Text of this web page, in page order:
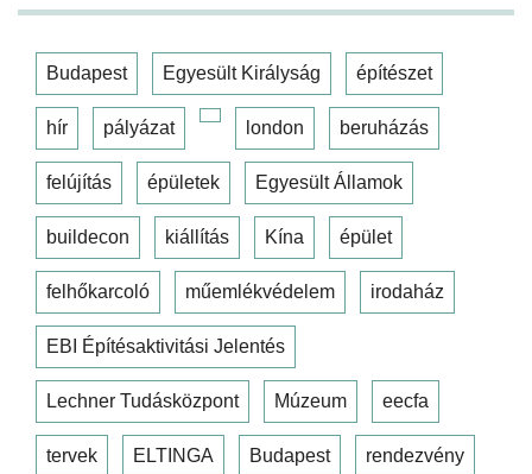
Budapest Egyesült Királyság építészet
hír pályázat london beruházás
felújítás épületek Egyesült Államok
buildecon kiállítás Kína épület
felhőkarcoló műemlékvédelem irodaház
EBI Építésaktivitási Jelentés
Lechner Tudásközpont Múzeum eecfa
tervek ELTINGA Budapest rendezvény